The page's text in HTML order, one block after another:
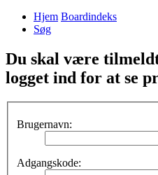
Hjem Boardindeks
Søg
Du skal være
logget ind for at se
Brugernavn:
Adgangskode: